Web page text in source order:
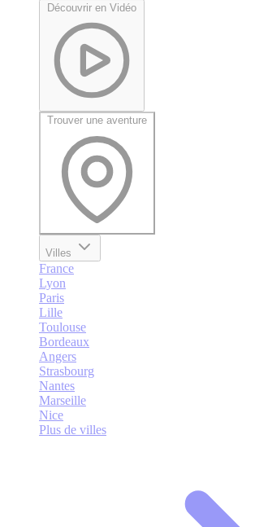
Découvrir en Vidéo
Trouver une aventure
Villes
France
Lyon
Paris
Lille
Toulouse
Bordeaux
Angers
Strasbourg
Nantes
Marseille
Nice
Plus de villes